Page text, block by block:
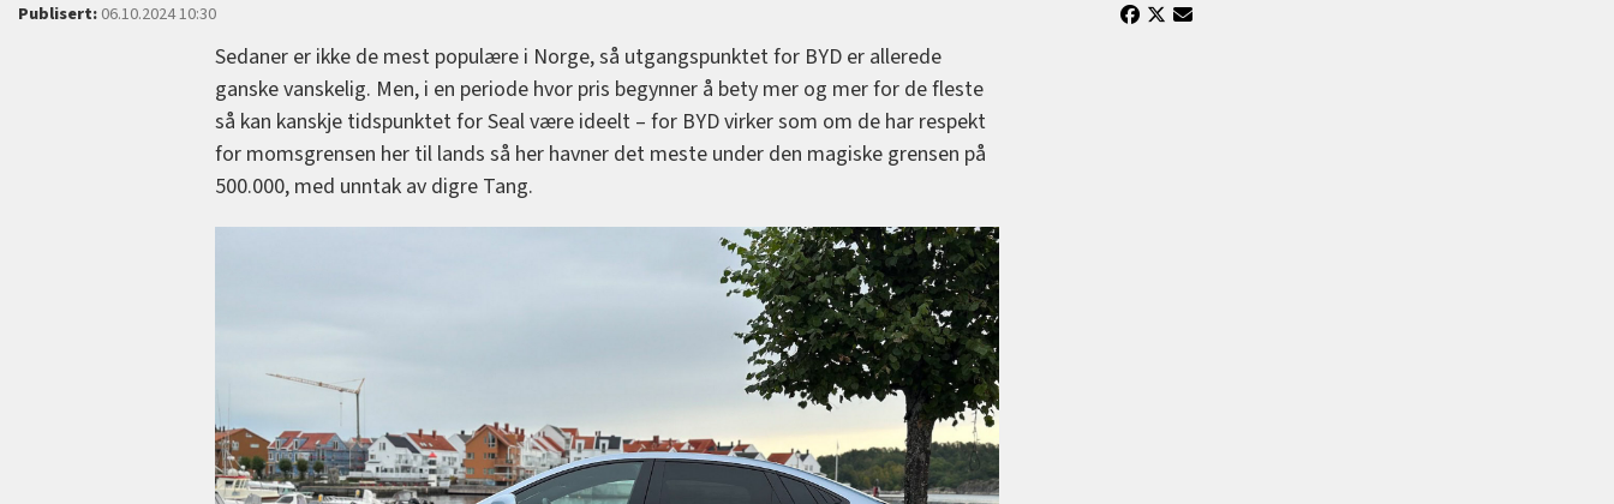
Publisert:06.10.2024 10:30
Sedaner er ikke de mest populære i Norge, så utgangspunktet for BYD er allerede
ganske vanskelig. Men, i en periode hvor pris begynner å bety mer og mer for de fleste
så kan kanskje tidspunktet for Seal være ideelt – for BYD virker som om de har respekt
for momsgrensen her til lands så her havner det meste under den magiske grensen på
500.000, med unntak av digre Tang.